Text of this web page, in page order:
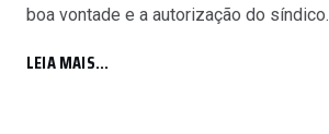
boa vontade e a autorização do síndico.
LEIA MAIS...